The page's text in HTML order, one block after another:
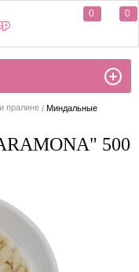
0 0
пралине
Миндальные
500